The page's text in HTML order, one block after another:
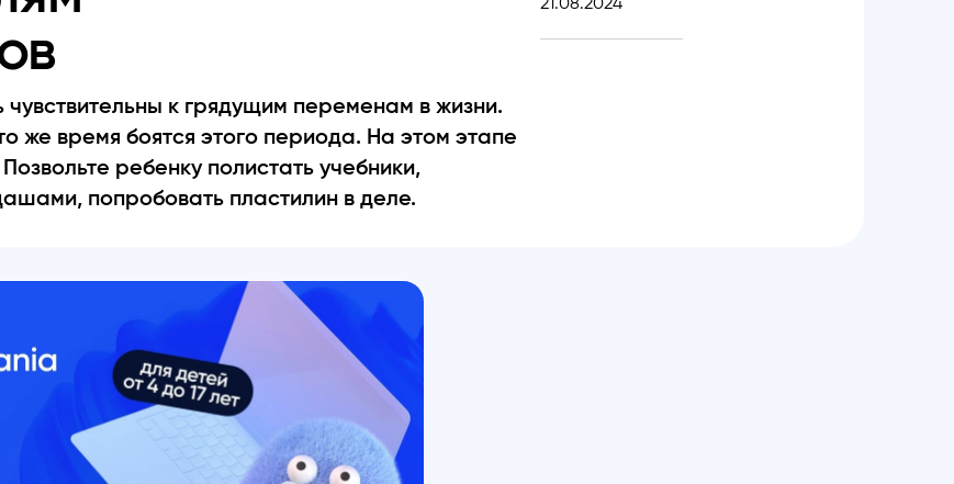
к грядущим переменам в жизни.
же время боятся этого периода. На этом этапе
ребенку полистать учебники,
попробовать пластилин в деле.